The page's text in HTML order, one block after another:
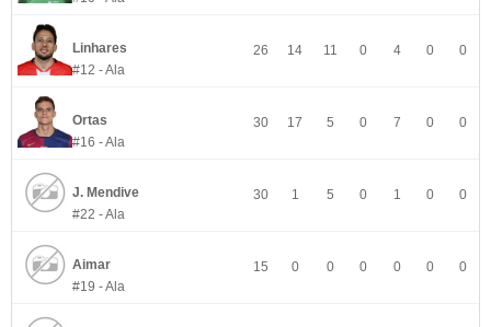
Linhares
#12 - Ala
26 14 11 0 4 0 0
Ortas
#16 - Ala
30 17 5 0 7 0 0
J. Mendive
#22 - Ala
30 1 5 0 1 0 0
Aimar
#19 - Ala
15 0 0 0 0 0 0